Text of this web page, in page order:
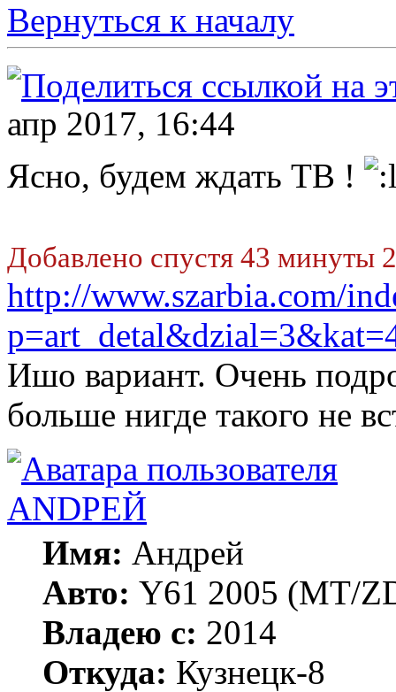
Вернуться к началу
апр 2017, 16:44
Ясно, будем ждать TB !
Добавлено спустя 43 минуты
http://www.szarbia.com/
Ишо вариант. Очень
больше нигде такого не
ANDРЕЙ
Имя: Андрей
Авто: Y61 2005 (МT/
Владею с: 2014
Откуда: Кузнецк-8